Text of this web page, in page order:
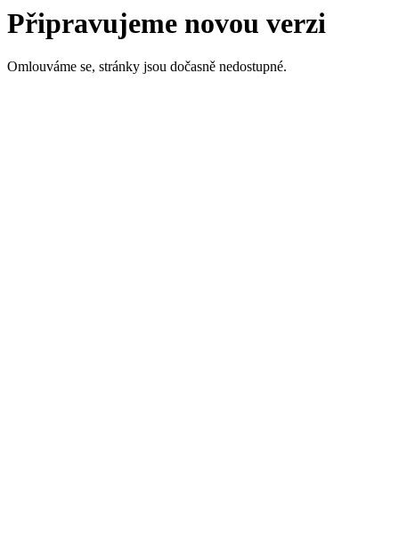
Připravujeme novou verzi
Omlouváme se, stránky jsou dočasně nedostupné.